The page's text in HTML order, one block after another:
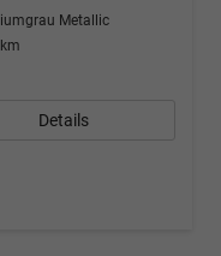
Metallic
Details